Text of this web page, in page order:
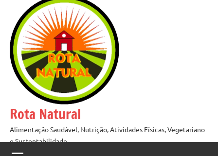
conteúdo
Rota Natural
Alimentação Saudável, Nutrição, Atividades Físicas, Vegetariano
e Sustentabilidade